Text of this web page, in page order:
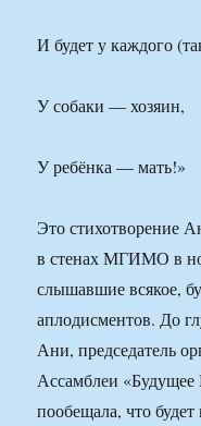
И будет у каждого
У собаки — хозяин,
У ребёнка — мать!»
Это стихотворение
в стенах МГИМО в
слышавшие всякое,
аплодисментов. До
Ани, председатель
Ассамблеи «Будущее
пообещала, что